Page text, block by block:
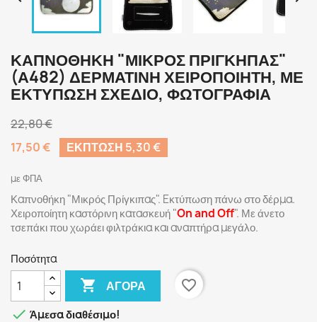
ΚΑΠΝΟΘΉΚΗ "ΜΙΚΡΌΣ ΠΡΊΓΚΗΠΑΣ"
(Α482) ΔΕΡΜΆΤΙΝΗ ΧΕΙΡΟΠΟΊΗΤΗ, ΜΕ
ΕΚΤΎΠΩΣΗ ΣΧΈΔΙΟ, ΦΩΤΟΓΡΑΦΊΑ
22,80 €
17,50 €
ΈΚΠΤΩΣΗ 5,30 €
με ΦΠΑ
Καπνοθήκη "Μικρός Πρίγκιπας". Eκτύπωση πάνω στο δέρμα.
Χειροποίητη καστόρινη κατασκευή "On and Off". Με άνετο
τσεπάκι που χωράει φιλτράκια και αναπτήρα μεγάλο.
Ποσότητα
 ΑΓΟΡΆ
favorite_border
 Άμεσα διαθέσιμο!